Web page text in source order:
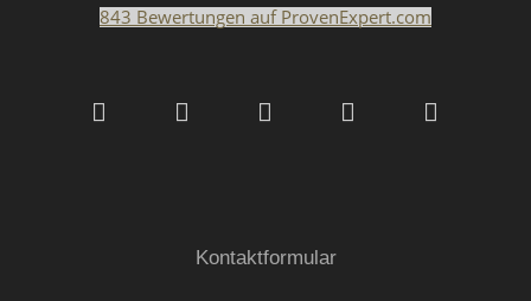
GmbH & Co.KG
843 Bewertungen auf ProvenExpert.com
Kontaktformular